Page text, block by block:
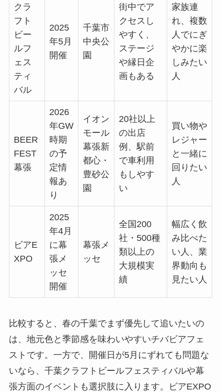
クラ
フト
ビー
ルフ
ェス
ティ
バル
2025
年5月
開催
千葉市
中央公
園
街中でア
クセスし
やすく、
ステージ
や縁日企
画もある
家族連
れ、複数
人でにぎ
やかに楽
しみたい
人
BEER
FEST
幕張
2026
年GW
時期
の予
定情
報あ
り
イオン
モール
幕張新
都心・
豊砂公
園
20社以上
の出店
例、駅前
で車利用
もしやす
い
買い物や
レジャー
と一緒に
回りたい
人
ビアE
XPO
2025
年4月
に幕
張メ
ッセ
開催
幕張メ
ッセ
全国200
社・500種
類以上の
大規模実
績
幅広く飲
み比べた
い人、業
界動向も
見たい人
比較すると、春の千葉でまず優先して追いたいの
は、地元色と季節感を味わいやすいチバビアフェ
ストです。一方で、開催日が5月にずれても問題な
いなら、千葉クラフトビールフェスティバルや幕
張方面のイベントも選択肢に入ります。ビアEXPO